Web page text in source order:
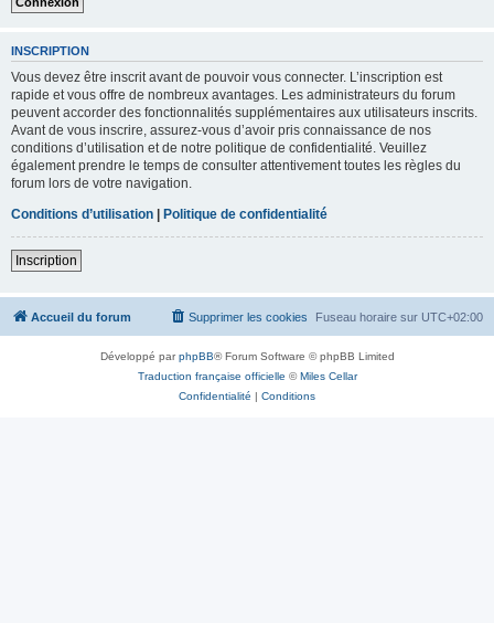
INSCRIPTION
Vous devez être inscrit avant de pouvoir vous connecter. L’inscription est
rapide et vous offre de nombreux avantages. Les administrateurs du forum
peuvent accorder des fonctionnalités supplémentaires aux utilisateurs inscrits.
Avant de vous inscrire, assurez-vous d’avoir pris connaissance de nos
conditions d’utilisation et de notre politique de confidentialité. Veuillez
également prendre le temps de consulter attentivement toutes les règles du
forum lors de votre navigation.
Conditions d’utilisation | Politique de confidentialité
Inscription
Accueil du forum Fuseau horaire sur UTC+02:00
Supprimer les cookies
Développé parphpBB® Forum Software © phpBB Limited
Traduction française officielle ©Miles Cellar
Confidentialité | Conditions